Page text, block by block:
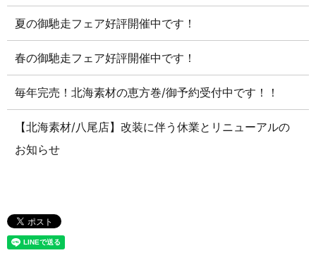
夏の御馳走フェア好評開催中です！
春の御馳走フェア好評開催中です！
毎年完売！北海素材の恵方巻/御予約受付中です！！
【北海素材/八尾店】改装に伴う休業とリニューアルの
お知らせ